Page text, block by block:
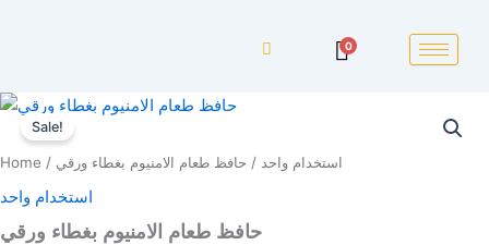
0
Sale!
Home / استخدام واحد / حافظ طعام الامنيوم بغطاء ورقي
استخدام واحد
حافظ طعام الامنيوم بغطاء ورقي
Original
price
was:
10 د.ع.
Current
price
9 د.ع.
حافظ
الامنيوم
بغطاء
ورقي
quantity